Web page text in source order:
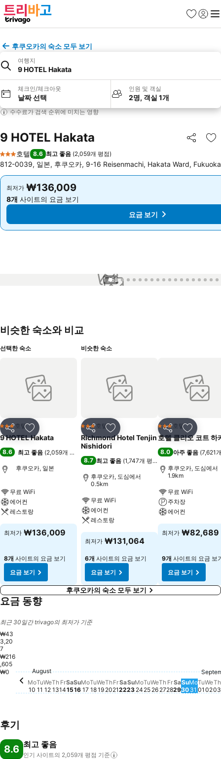
즐겨찾기
로그인
메
후쿠오카의 숙소 모두 보기
여행지
9 HOTEL Hakata
체크인/체크아웃
날짜 선택
인원 및 객실
2명, 객실 1개
수수료가 검색 순위에 미치는 영향
9 HOTEL Hakata 공유
즐
3 성급
호텔 8.6 최고 좋음 (2,059개 평점)
812-0039, 일본, 후쿠오카, 9-16 Reisenmachi, Hakata Ward, Fukuoka
최저가 ₩136,009
8개 사이트의 요금 보기
최저가 ₩136,009
8개 사이트의 요금 보기
요금 보기
1 / 52
비슷한 숙소와 비교
선택한 숙소
공유 즐겨찾기에 추가
3 성급호텔
9 HOTEL Hakata
8.6 최고 좋음 (2,059개 평점
후쿠오카, 일본
무료 WiFi
에어컨
레스토랑
최저가 ₩136,009
8개 사이트의 요금 보기
요금 보기
비슷한 숙소
공유 즐겨찾기에 추가
3 성급호텔
Richmond Hotel Tenjin
Nishidori
8.7 최고 좋음 (1,747개 평점
후쿠오카, 도심에서
0.5km
무료 WiFi
에어컨
레스토랑
최저가 ₩131,064
6개 사이트의 요금 보기
요금 보기
공유 즐겨찾기
3 성급호텔
호텔 클리오 코트 하
8.0 아주 좋음 (7,621
후쿠오카, 도심에서
1.9km
무료 WiFi
주차장
에어컨
최저가 ₩82,689
9개 사이트의 요금 보
요금 보기
후쿠오카의 숙소 모두 보기
요금 동향
최근 30일간 trivago의 최저가 기준
₩43
3,20
7
₩216
,605
₩0
Monday, August 10
₩201,253
August
Mo
10
Tuesday, August 11
₩227,847
Tu
11
Wednesday, August 12
₩229,950
We
12
Thursday, August 13
₩216,858
Th
13
Friday, August 14
₩229,375
Fr
14
Sa
15
Sunday, August 16
₩201,368
Su
16
Monday, August 17
₩159,202
Mo
17
Tuesday, August 18
₩202,715
Tu
18
Wednesday, August 19
₩201,976
We
19
Thursday, August 20
₩217,581
Th
20
Friday, August 21
₩197,607
Fr
21
Sa
22
Su
23
Monday, August 24
Mo
24
Tuesday, August 25
Tu
25
Wednesday,
₩152,648
We
26
Thursday,
₩152,993
Th
27
Friday,
₩189,771
Fr
28
Sa
29
Sunday,
Su
30
Mo
31
Tu
01
We
02
Th
03
후기
8.6 최고 좋음
인기 사이트의 2,059개 평점 기준